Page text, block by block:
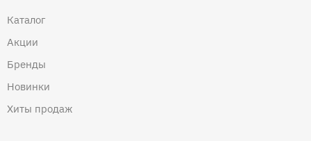
Каталог
Акции
Бренды
Новинки
Хиты продаж